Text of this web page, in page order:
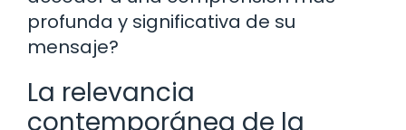
profunda y significativa de su
mensaje?
La relevancia
contemporánea de la